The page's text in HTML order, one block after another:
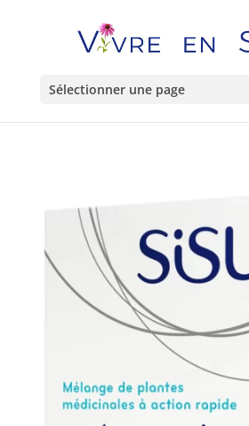
Sélectionner une page